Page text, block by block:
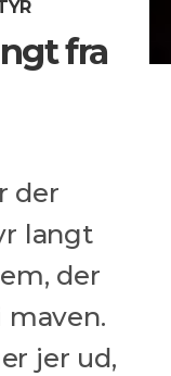
fra
der
langt
der
jer ud,